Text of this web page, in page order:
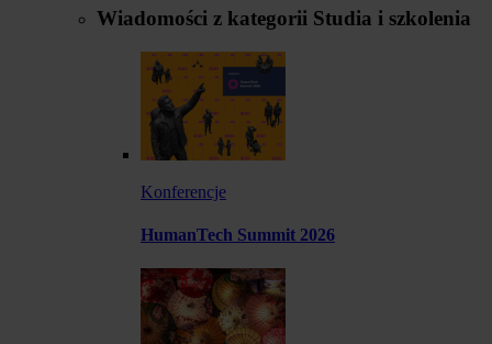
Wiadomości z kategorii Studia i szkolenia
Konferencje
HumanTech Summit 2026